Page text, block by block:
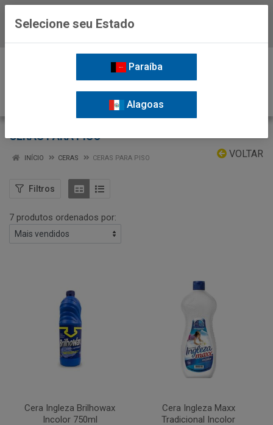
CERAS PARA PISO
VOLTAR
INÍCIO CERAS CERAS PARA PISO
Filtros
7 produtos ordenados por:
Cera Ingleza Brilhowax
Incolor 750ml
Cera Ingleza Maxx
Tradicional Incolor
Selecione seu Estado
Paraíba
Alagoas